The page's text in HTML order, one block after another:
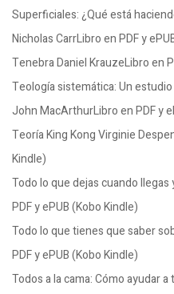
Superficiales: ¿Qué está
Nicholas CarrLibro en PDF y
Tenebra Daniel KrauzeLibro en
Teología sistemática: Un
John MacArthurLibro en PDF y
Teoría King Kong Virginie
Kindle)
Todo lo que dejas cuando
PDF y ePUB (Kobo Kindle)
Todo lo que tienes que saber
PDF y ePUB (Kobo Kindle)
Todos a la cama: Cómo ayudar